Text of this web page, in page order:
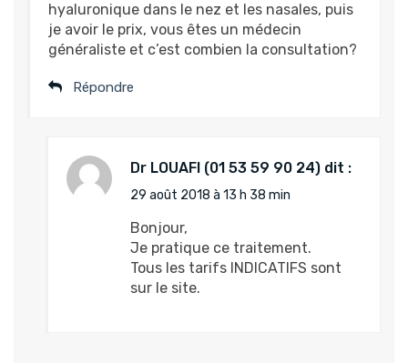
hyaluronique dans le nez et les nasales, puis
je avoir le prix, vous êtes un médecin
généraliste et c’est combien la consultation?
Répondre
Dr LOUAFI dit :
29 août 2018 à 13 h 38 min
Bonjour,
Je pratique ce traitement.
Tous les tarifs INDICATIFS sont
sur le site.